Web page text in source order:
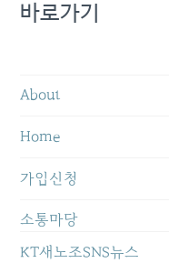
바로가기
About
Home
가입신청
소통마당
KT새노조SNS뉴스